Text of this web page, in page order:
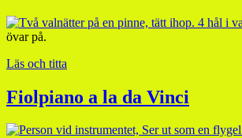
övar på.
Läs och titta
Fiolpiano a la da Vinci